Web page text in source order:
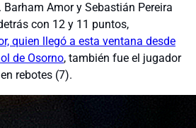
Amor y Sebastián Pereira
con 12 y 11 puntos,
quien llegó a esta ventana desde
de Osorno, también fue el jugador
rebotes (7).